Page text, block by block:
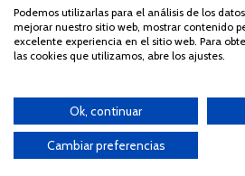
+34 663 812
distribución de la totalidad o parte de
sin el consentimiento por escrito de
Síndrome 22q11
Podemos utilizarlas para el análisis de los
mejorar nuestro sitio web, mostrar contenido
excelente experiencia en el sitio web. Para
las cookies que utilizamos, abre los ajustes.
Ok, continuar
Cambiar preferencias